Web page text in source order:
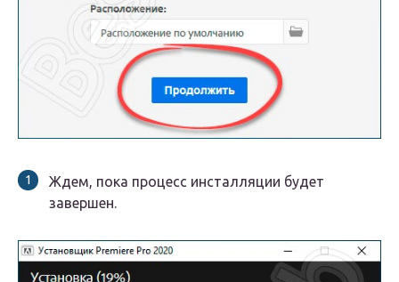
Ждем, пока процесс инсталляции будет
завершен.